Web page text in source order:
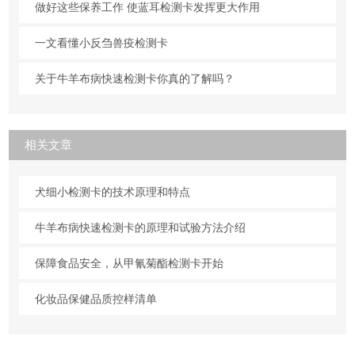
做好这些保养工作 使蓝耳检测卡发挥更大作用
一文看懂小反刍兽疫检测卡
关于牛羊布病快速检测卡你真的了解吗？
相关文章
犬细小检测卡的技术原理和特点
牛羊布病快速检测卡的原理和试验方法介绍
保障食品安全，从甲氰菊酯检测卡开始
化妆品保健品质控样清单